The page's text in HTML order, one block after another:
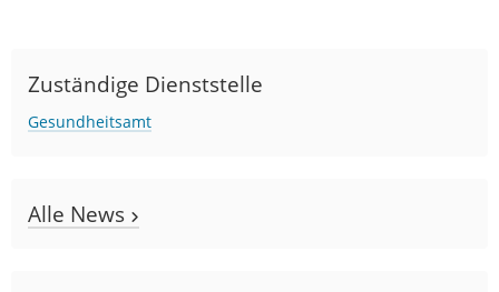
Zuständige Dienststelle
Gesundheitsamt
Alle News